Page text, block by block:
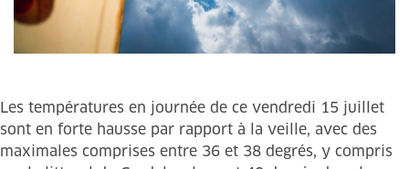
Les températures en journée de ce vendredi 15 juillet
sont en forte hausse par rapport à la veille, avec des
maximales comprises entre 36 et 38 degrés, y compris